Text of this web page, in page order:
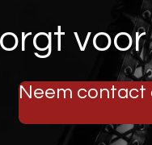
Neem contact